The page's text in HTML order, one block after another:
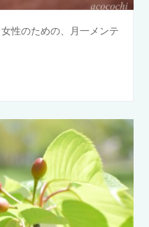
性のための、月一メンテ